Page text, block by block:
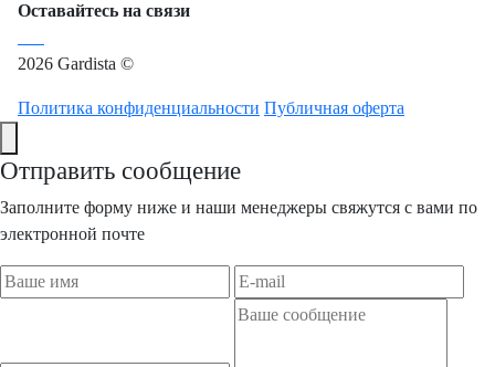
Оставайтесь на связи
2026 Gardista ©
Политика конфиденциальности Публичная оферта
Отправить сообщение
Заполните форму ниже и наши менеджеры свяжутся с вами по
электронной почте